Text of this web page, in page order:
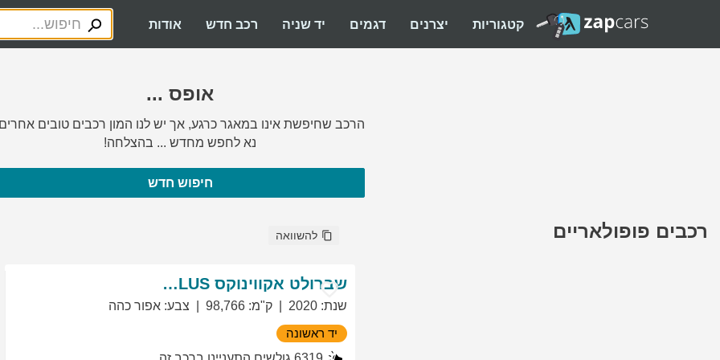
קטגוריות יצרנים דגמים יד שניה רכב חדש אודות
אופס ...
הרכב שחיפשת אינו במאגר כרגע, אך יש לנו המון רכבים טובים
נא לחפש מחדש ... בהצלחה!
חיפוש חדש
רכבים פופולאריים להשוואה
שברולט אקווינוקס LT PLUS
שנת:
2020 ק"מ:
98,766 צבע: אפור כהה
יד ראשונה